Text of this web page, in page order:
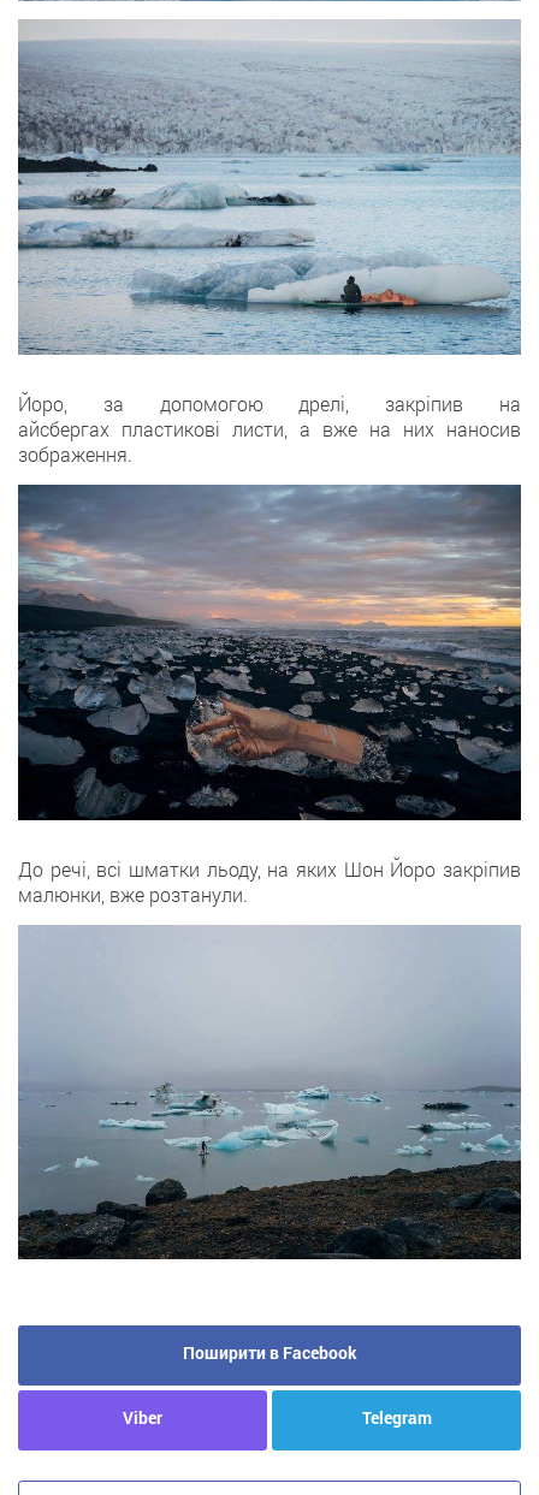
Йоро, за допомогою дрелі, закріпив на
айсбергах пластикові листи, а вже на них наносив
зображення.
До речі, всі шматки льоду, на яких Шон Йоро закріпив
малюнки, вже розтанули.
Поширити в Facebook
Viber Telegram